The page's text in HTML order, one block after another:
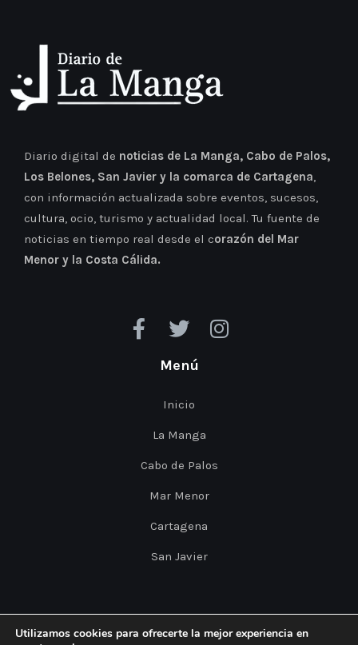
Diario digital de noticias de La Manga, Cabo de Palos,
Los Belones, San Javier y la comarca de Cartagena,
con información actualizada sobre eventos, sucesos,
cultura, ocio, turismo y actualidad local. Tu fuente de
noticias en tiempo real desde el corazón del Mar
Menor y la Costa Cálida.
Menú
Inicio
La Manga
Cabo de Palos
Mar Menor
Cartagena
San Javier
Utilizamos cookies para ofrecerte la mejor experiencia en